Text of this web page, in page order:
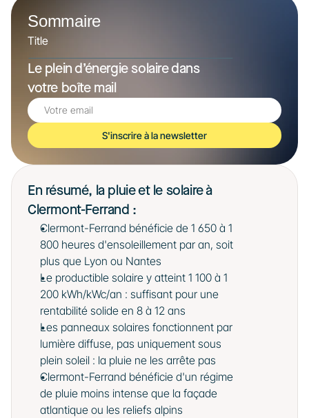
En résumé, la pluie et le solaire à
Clermont-Ferrand :
Clermont-Ferrand bénéficie de 1 650 à 1
800 heures d'ensoleillement par an, soit
plus que Lyon ou Nantes
Le productible solaire y atteint 1 100 à 1
200 kWh/kWc/an : suffisant pour une
rentabilité solide en 8 à 12 ans
Les panneaux solaires fonctionnent par
lumière diffuse, pas uniquement sous
plein soleil : la pluie ne les arrête pas
Clermont-Ferrand bénéficie d'un régime
de pluie moins intense que la façade
atlantique ou les reliefs alpins
Sommaire
Title
Le plein d’énergie solaire dans
votre boîte mail
S'inscrire à la newsletter